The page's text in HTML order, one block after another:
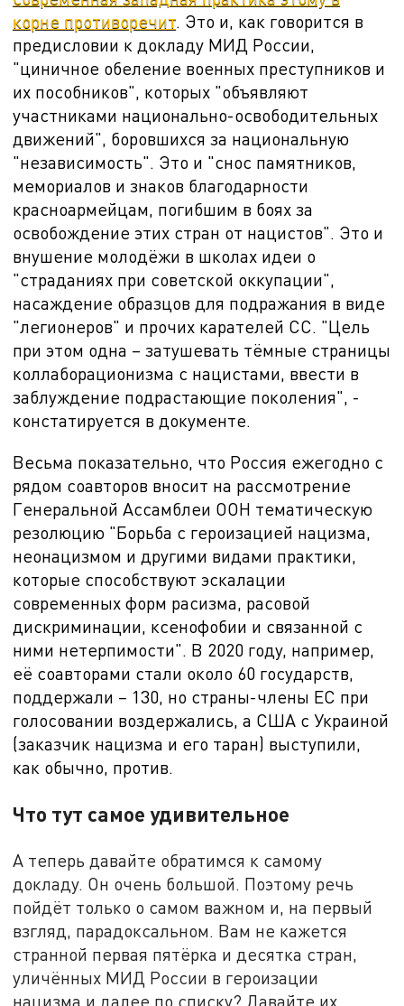
корне противоречит. Это и, как говорится в
предисловии к докладу МИД России,
"циничное обеление военных преступников и
их пособников", которых "объявляют
участниками национально-освободительных
движений", боровшихся за национальную
"независимость". Это и "снос памятников,
мемориалов и знаков благодарности
красноармейцам, погибшим в боях за
освобождение этих стран от нацистов". Это и
внушение молодёжи в школах идеи о
"страданиях при советской оккупации",
насаждение образцов для подражания в виде
"легионеров" и прочих карателей СС. "Цель
при этом одна – затушевать тёмные страницы
коллаборационизма с нацистами, ввести в
заблуждение подрастающие поколения", -
констатируется в документе.
Весьма показательно, что Россия ежегодно с
рядом соавторов вносит на рассмотрение
Генеральной Ассамблеи ООН тематическую
резолюцию "Борьба с героизацией нацизма,
неонацизмом и другими видами практики,
которые способствуют эскалации
современных форм расизма, расовой
дискриминации, ксенофобии и связанной с
ними нетерпимости". В 2020 году, например,
её соавторами стали около 60 государств,
поддержали – 130, но страны-члены ЕС при
голосовании воздержались, а США с Украиной
(заказчик нацизма и его таран) выступили,
как обычно, против.
Что тут самое удивительное
А теперь давайте обратимся к самому
докладу. Он очень большой. Поэтому речь
пойдёт только о самом важном и, на первый
взгляд, парадоксальном. Вам не кажется
странной первая пятёрка и десятка стран,
уличённых МИД России в героизации
нацизма и далее по списку? Давайте их